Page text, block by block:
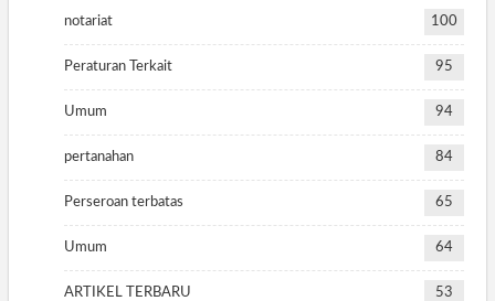
notariat 100
Peraturan Terkait 95
Umum 94
pertanahan 84
Perseroan terbatas 65
Umum 64
ARTIKEL TERBARU 53